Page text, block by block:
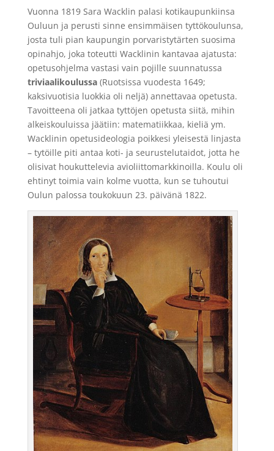
Vuonna 1819 Sara Wacklin palasi kotikaupunkiinsa
Ouluun ja perusti sinne ensimmäisen tyttökoulunsa,
josta tuli pian kaupungin porvaristytärten suosima
opinahjo, joka toteutti Wacklinin kantavaa ajatusta:
opetusohjelma vastasi vain pojille suunnatussa
triviaalikoulussa(Ruotsissa vuodesta 1649;
kaksivuotisia luokkia oli neljä) annettavaa opetusta.
Tavoitteena oli jatkaa tyttöjen opetusta siitä, mihin
alkeiskouluissa jäätiin: matematiikkaa, kieliä ym.
Wacklinin opetusideologia poikkesi yleisestä linjasta
– tytöille piti antaa koti- ja seurustelutaidot, jotta he
olisivat houkuttelevia avioliittomarkkinoilla. Koulu oli
ehtinyt toimia vain kolme vuotta, kun se tuhoutui
Oulun palossa toukokuun 23. päivänä 1822.